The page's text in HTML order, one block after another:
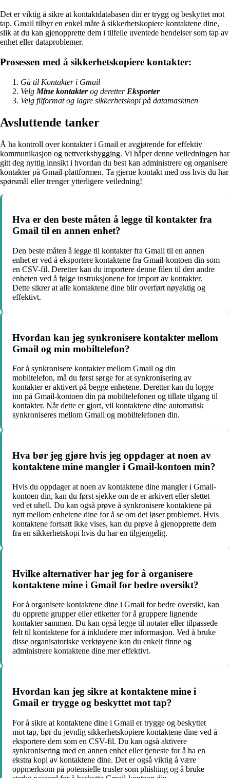
Det er viktig å sikre at kontaktdatabasen din er trygg og beskyttet mot
tap. Gmail tilbyr en enkel måte å sikkerhetskopiere kontaktene dine,
slik at du kan gjenopprette dem i tilfelle uventede hendelser som tap av
enhet eller dataproblemer.
Prosessen med å sikkerhetskopiere kontakter:
Gå til Kontakter i Gmail
Velg Mine kontakterog deretter Eksporter
Velg filformat og lagre sikkerhetskopi på datamaskinen
Avsluttende tanker
Å ha kontroll over kontakter i Gmail er avgjørende for effektiv
kommunikasjon og nettverksbygging. Vi håper denne veiledningen har
gitt deg nyttig innsikt i hvordan du best kan administrere og organisere
kontakter på Gmail-plattformen. Ta gjerne kontakt med oss hvis du har
spørsmål eller trenger ytterligere veiledning!
Hva er den beste måten å legge til kontakter fra
Gmail til en annen enhet?
Den beste måten å legge til kontakter fra Gmail til en annen
enhet er ved å eksportere kontaktene fra Gmail-kontoen din som
en CSV-fil. Deretter kan du importere denne filen til den andre
enheten ved å følge instruksjonene for import av kontakter.
Dette sikrer at alle kontaktene dine blir overført nøyaktig og
effektivt.
Hvordan kan jeg synkronisere kontakter mellom
Gmail og min mobiltelefon?
For å synkronisere kontakter mellom Gmail og din
mobiltelefon, må du først sørge for at synkronisering av
kontakter er aktivert på begge enhetene. Deretter kan du logge
inn på Gmail-kontoen din på mobiltelefonen og tillate tilgang til
kontakter. Når dette er gjort, vil kontaktene dine automatisk
synkroniseres mellom Gmail og mobiltelefonen din.
Hva bør jeg gjøre hvis jeg oppdager at noen av
kontaktene mine mangler i Gmail-kontoen min?
Hvis du oppdager at noen av kontaktene dine mangler i Gmail-
kontoen din, kan du først sjekke om de er arkivert eller slettet
ved et uhell. Du kan også prøve å synkronisere kontaktene på
nytt mellom enhetene dine for å se om det løser problemet. Hvis
kontaktene fortsatt ikke vises, kan du prøve å gjenopprette dem
fra en sikkerhetskopi hvis du har en tilgjengelig.
Hvilke alternativer har jeg for å organisere
kontaktene mine i Gmail for bedre oversikt?
For å organisere kontaktene dine i Gmail for bedre oversikt, kan
du opprette grupper eller etiketter for å gruppere lignende
kontakter sammen. Du kan også legge til notater eller tilpassede
felt til kontaktene for å inkludere mer informasjon. Ved å bruke
disse organisatoriske verktøyene kan du enkelt finne og
administrere kontaktene dine mer effektivt.
Hvordan kan jeg sikre at kontaktene mine i
Gmail er trygge og beskyttet mot tap?
For å sikre at kontaktene dine i Gmail er trygge og beskyttet
mot tap, bør du jevnlig sikkerhetskopiere kontaktene dine ved å
eksportere dem som en CSV-fil. Du kan også aktivere
synkronisering med en annen enhet eller tjeneste for å ha en
ekstra kopi av kontaktene dine. Det er også viktig å være
oppmerksom på potensielle trusler som phishing og å bruke